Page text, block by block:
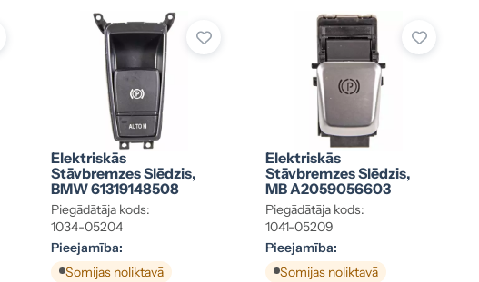
Elektriskās
Stāvbremzes Slēdzis,
BMW 61319148508
Piegādātāja kods:
1034-05204
Pieejamība:
Somijas noliktavā
Elektriskās
Stāvbremzes Slēdzis,
MB A2059056603
Piegādātāja kods:
1041-05209
Pieejamība:
Somijas noliktavā